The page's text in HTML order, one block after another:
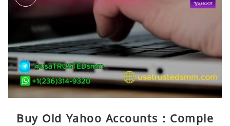
Buy Old Yahoo Accounts : Comple